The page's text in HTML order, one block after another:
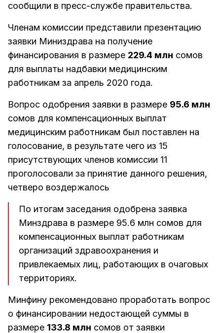
сообщили в пресс-службе правительства.
Членам комиссии представили презентацию
заявки Миниздрава на получение
финансирования в размере 229.4 млн сомов
для выплаты надбавки медицинским
работникам за апрель 2020 года.
Вопрос одобрения заявки в размере 95.6 млн
сомов для компенсационных выплат
медицинским работникам был поставлен на
голосование, в результате чего из 15
присутствующих членов комиссии 11
проголосовали за принятие данного решения,
четверо воздержалось
По итогам заседания одобрена заявка
Минздрава в размере 95.6 млн сомов для
компенсационных выплат работникам
организаций здравоохранения и
привлекаемых лиц, работающих в очаговых
территориях.
Минфину рекомендовано проработать вопрос
о финансировании недостающей суммы в
размере 133.8 млн сомов от заявки